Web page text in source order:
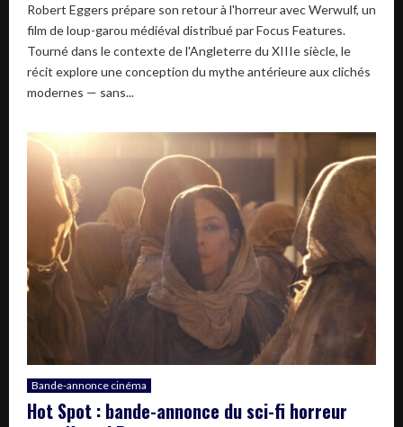
Robert Eggers prépare son retour à l'horreur avec Werwulf, un
film de loup-garou médiéval distribué par Focus Features.
Tourné dans le contexte de l'Angleterre du XIIIe siècle, le
récit explore une conception du mythe antérieure aux clichés
modernes — sans...
Bande-annonce cinéma
Hot Spot : bande-annonce du sci-fi horreur